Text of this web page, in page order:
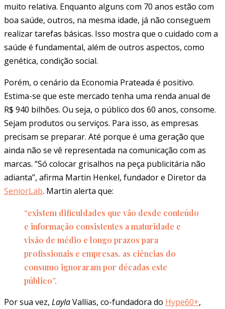
muito relativa. Enquanto alguns com 70 anos estão com
boa saúde, outros, na mesma idade, já não conseguem
realizar tarefas básicas. Isso mostra que o cuidado com a
saúde é fundamental, além de outros aspectos, como
genética, condição social.
Porém, o cenário da Economia Prateada é positivo.
Estima-se que este mercado tenha uma renda anual de
R$ 940 bilhões. Ou seja, o público dos 60 anos, consome.
Sejam produtos ou serviços. Para isso, as empresas
precisam se preparar. Até porque é uma geração que
ainda não se vê representada na comunicação com as
marcas. “Só colocar grisalhos na peça publicitária não
adianta”, afirma Martin Henkel, fundador e Diretor da
SeniorLab. Martin alerta que:
“existem dificuldades que vão desde conteúdo
e informação consistentes a maturidade e
visão de médio e longo prazos para
profissionais e empresas. as ciências do
consumo ignoraram por décadas este
público”.
Por sua vez, LaylaVallias, co-fundadora do Hype60+,